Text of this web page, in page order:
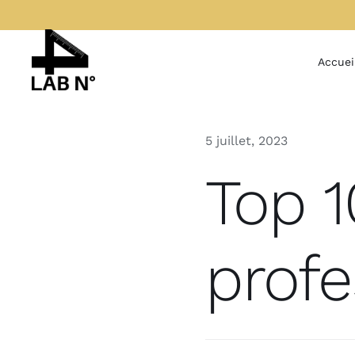
au
contenu
5 juillet, 2023
Top